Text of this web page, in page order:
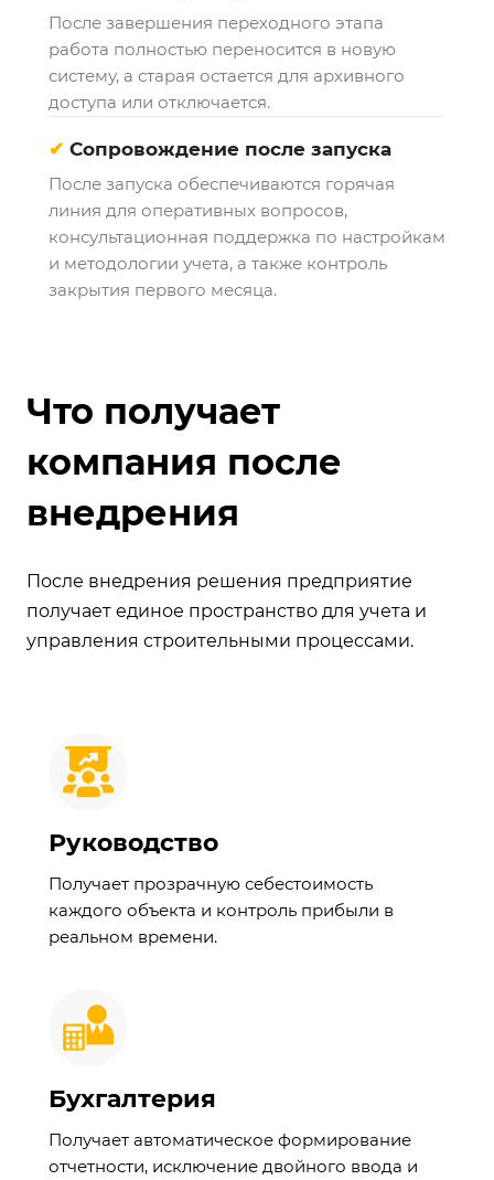
После завершения переходного этапа
работа полностью переносится в новую
систему, а старая остается для архивного
доступа или отключается.
✔ Сопровождение после запуска
После запуска обеспечиваются горячая
линия для оперативных вопросов,
консультационная поддержка по настройкам
и методологии учета, а также контроль
закрытия первого месяца.
Что получает
компания после
внедрения
После внедрения решения предприятие
получает единое пространство для учета и
управления строительными процессами.
Руководство
Получает прозрачную себестоимость
каждого объекта и контроль прибыли в
реальном времени.
Бухгалтерия
Получает автоматическое формирование
отчетности, исключение двойного ввода и